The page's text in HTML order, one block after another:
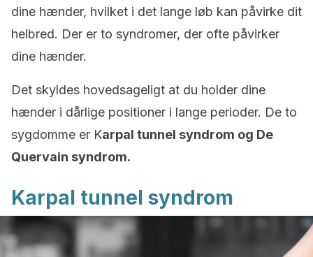
dine hænder, hvilket i det lange løb kan påvirke dit
helbred. Der er to syndromer, der ofte påvirker
dine hænder.
Det skyldes hovedsageligt at du holder dine
hænder i dårlige positioner i lange perioder. De to
sygdomme er Karpal tunnel syndrom og De
Quervain syndrom.
Karpal tunnel syndrom